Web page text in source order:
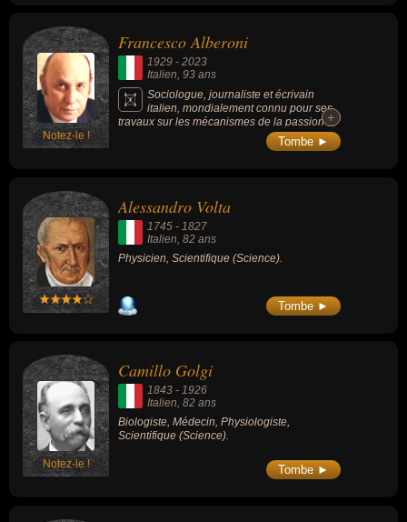
Notez-le !
Francesco Alberoni
1929 - 2023
Italien, 93 ans
Sociologue, journaliste et écrivain
italien, mondialement connu pour ses
travaux sur les mécanismes de la passion
amoureuse et des mouvements collectifs,
son œuvre majeure, "Le Choc amoureux"
radicale similaire aux révolutions sociales. il
est un des rares journalistes à avoir un
éditorial en première page du Corriere della
Sera (journal le plus prestigieux d’Italie).
+
+
Tombe ►
Alessandro Volta
1745 - 1827
Italien, 82 ans
Physicien, Scientifique (Science).
Tombe ►
Notez-le !
Camillo Golgi
1843 - 1926
Italien, 82 ans
Biologiste, Médecin, Physiologiste,
Scientifique (Science).
Tombe ►